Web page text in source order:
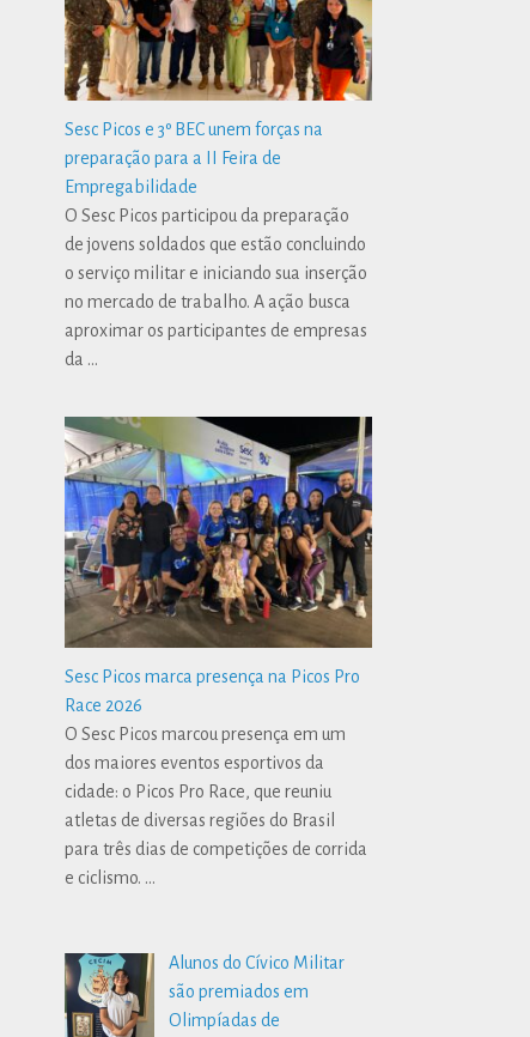
Sesc Picos e 3º BEC unem forças na
preparação para a II Feira de
Empregabilidade
O Sesc Picos participou da preparação
de jovens soldados que estão concluindo
o serviço militar e iniciando sua inserção
no mercado de trabalho. A ação busca
aproximar os participantes de empresas
da …
Sesc Picos marca presença na Picos Pro
Race 2026
O Sesc Picos marcou presença em um
dos maiores eventos esportivos da
cidade: o Picos Pro Race, que reuniu
atletas de diversas regiões do Brasil
para três dias de competições de corrida
e ciclismo. …
Alunos do Cívico Militar
são premiados em
Olimpíadas de